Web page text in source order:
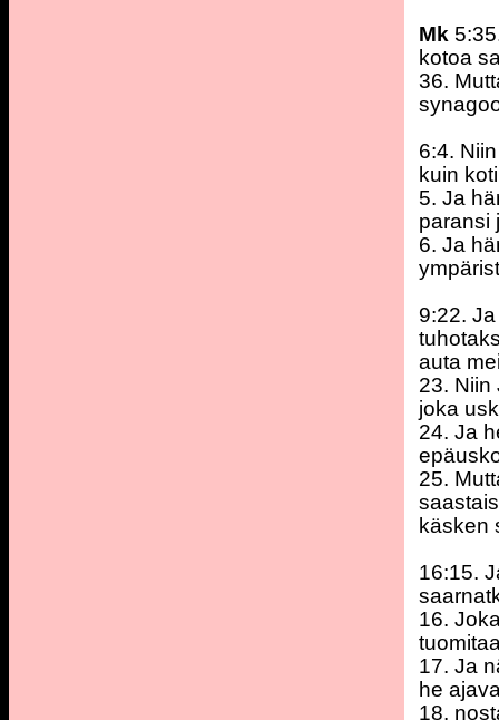
Mk
kotoa
36.
6:4.
kuin
5. Ja
paransi
6. Ja
9:22.
auta
23. Niin
joka
24. Ja
25.
käsken
16:15.
16.
17. Ja
he
18.